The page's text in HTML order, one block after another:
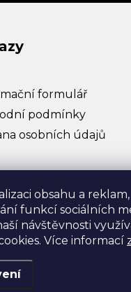
obsahu a reklam,
funkcí sociálních
návštěvnosti
Více informací
formulář
podmínky
osobních údajů